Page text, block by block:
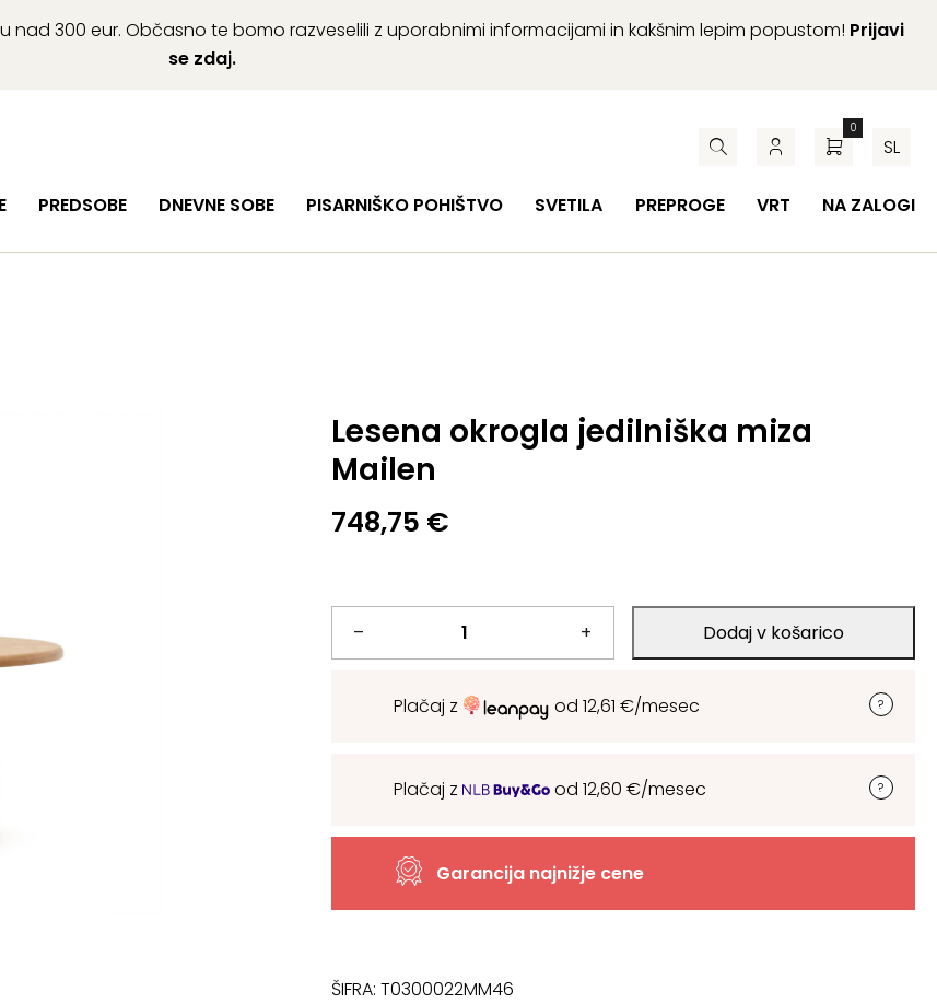
nad 300 eur. Občasno te bomo razveselili z uporabnimi informacijami in kakšnim lepim popustom! Prijavi
se zdaj.
0
SL
PREDSOBE DNEVNE SOBE PISARNIŠKO POHIŠTVO SVETILA PREPROGE VRT NA ZALOGI
Lesena okrogla jedilniška miza
Mailen
748,75 €
–
Lesena
+ Dodaj v košarico
Plačaj z od 12,61 €/mesec
Plačaj z od 12,60 €/mesec
Garancija najnižje cene
ŠIFRA: T0300022MM46